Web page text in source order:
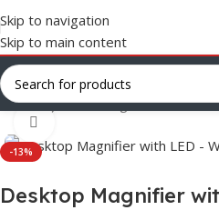
Skip to navigation
Skip to main content
Ana Sayfa/Uncategorized
-13%
Desktop Magnifier